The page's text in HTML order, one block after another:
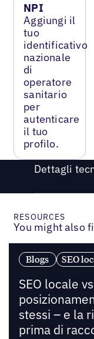
NPI
Aggiungi il
tuo
identificativo
nazionale
di
operatore
sanitario
per
autenticare
il tuo
profilo.
Dettagli
RESOURCES
You might also
Blogs SEO
SEO locale
stessi – e la
prima di